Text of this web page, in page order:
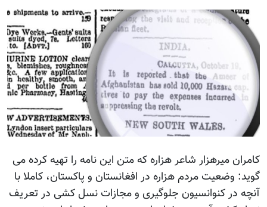
کامران میرهزار شاعر هزاره که متن این نامه را تهیه کرده می
گوید: وضعیت مردم هزاره در افغانستان و پاکستان، کاملا با
آنچه در کنوانسیون جلوگیری و مجازات نسل کشی در تعریف